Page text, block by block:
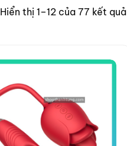
Hiển thị 1–12 của 77 kết quả